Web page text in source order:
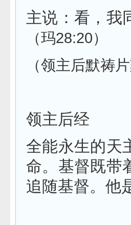
主说：看，我
（玛28:20）
（领主后默祷片
领主后经
全能永生的天
命。基督既带
追随基督。他